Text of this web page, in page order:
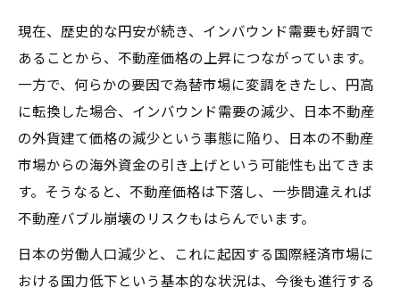
現在、歴史的な円安が続き、インバウンド需要も好調で
あることから、不動産価格の上昇につながっています。
一方で、何らかの要因で為替市場に変調をきたし、円高
に転換した場合、インバウンド需要の減少、日本不動産
の外貨建て価格の減少という事態に陥り、日本の不動産
市場からの海外資金の引き上げという可能性も出てきま
す。そうなると、不動産価格は下落し、一歩間違えれば
不動産バブル崩壊のリスクもはらんでいます。
日本の労働人口減少と、これに起因する国際経済市場に
おける国力低下という基本的な状況は、今後も進行する